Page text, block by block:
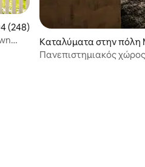
βαθμολογία: 4,94 στα 5, 248
(248)
Καταλύματα στην πόλη
soula
Πανεπιστημιακός χώρος